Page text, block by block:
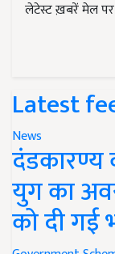
लेटेस्ट ख़बरें मेल
Latest
News
दंडकारण्य
युग का
को दी गई